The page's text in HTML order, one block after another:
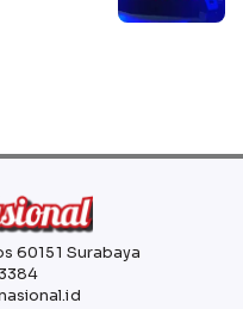
60151 Surabaya